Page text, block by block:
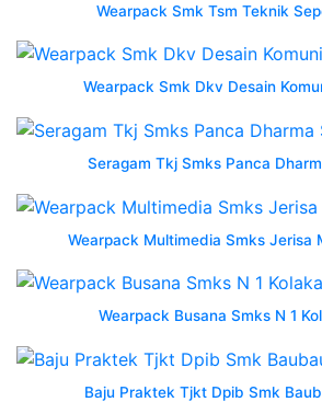
semarang
kualitas
wearpack
dia
wearpack
safety
coverall
Wearpack
Smk
Wearpack Smk Tsm Teknik
Wearpack Smk Dkv Desain
Seragam Tkj Smks Panca
Wearpack Multimedia Smks Jerisa
Wearpack Busana Smks N 1
Baju Praktek Tjkt Dpib Smk